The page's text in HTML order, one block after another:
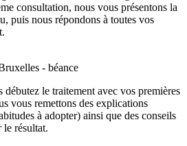
consultation, nous vous présentons la
puis nous répondons à toutes vos
le traitement avec vos premières
vous remettons des explications
à adopter) ainsi que des conseils
le résultat.